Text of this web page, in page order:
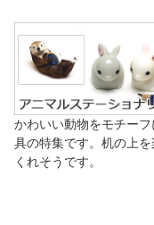
かわいい動物をモチー
具の特集です。机の上
くれそうです。